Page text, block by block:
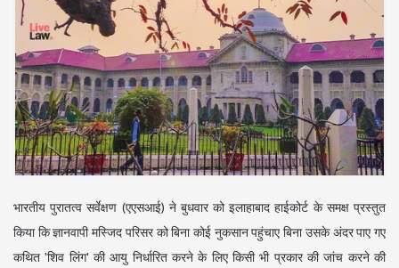
भारतीय पुरातत्व सर्वेक्षण (एएसआई) ने बुधवार को इलाहाबाद हाईकोर्ट के समक्ष प्रस्तुत
किया कि ज्ञानवापी मस्जिद परिसर को बिना कोई नुकसान पहुंचाए बिना उसके अंदर पाए गए
कथित 'शिव लिंग' की आयु निर्धारित करने के लिए किसी भी प्रकार की जांच करने की